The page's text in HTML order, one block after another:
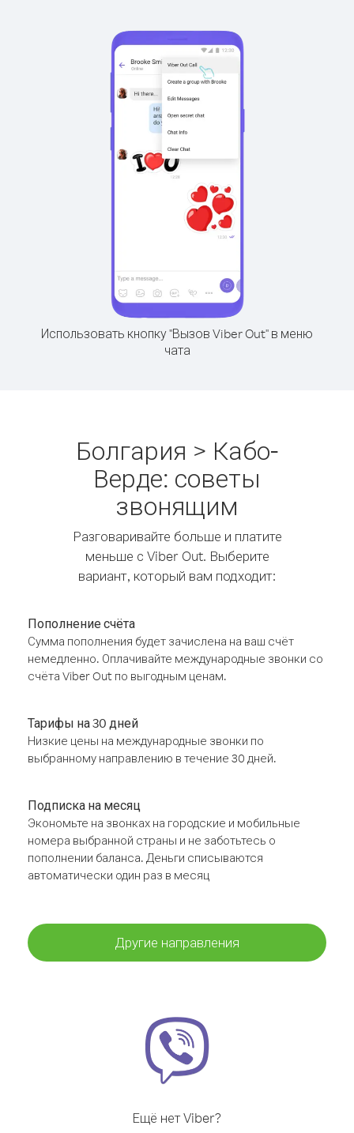
Использовать кнопку "Вызов Viber Out" в меню
чата
Болгария > Кабо-
Верде: советы
звонящим
Разговаривайте больше и платите
меньше с Viber Out. Выберите
вариант, который вам подходит:
Пополнение счёта
Сумма пополнения будет зачислена на ваш счёт
немедленно. Оплачивайте международные звонки со
счёта Viber Out по выгодным ценам.
Тарифы на 30 дней
Низкие цены на международные звонки по
выбранному направлению в течение 30 дней.
Подписка на месяц
Экономьте на звонках на городские и мобильные
номера выбранной страны и не заботьтесь о
пополнении баланса. Деньги списываются
автоматически один раз в месяц
Другие направления
Ещё нет Viber?